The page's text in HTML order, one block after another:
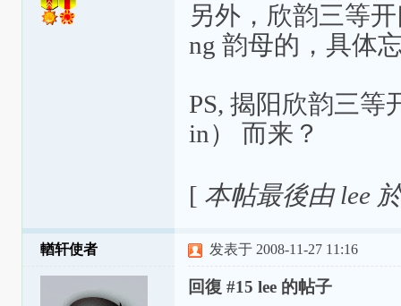
另外，欣韵三等
ng 韵母的，具体
PS, 揭阳欣韵三等
in） 而来？
[ 本帖最後由 lee
輶轩使者 发表于 2008-11-27 11:16
回復 #15 lee 的帖子